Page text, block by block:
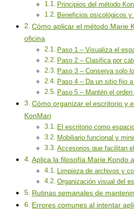
Principios del método
Beneficios psicológicos y
Cómo aplicar el método Marie
oficina
Paso 1 – Visualiza el
Paso 2 – Clasifica por
Paso 3 – Conserva solo
Paso 4 – Da un sitio fijo
Paso 5 – Mantén el
Cómo organizar el escritorio y
KonMari
El escritorio como
Mobiliario funcional y
Accesorios que facilitan
Aplica la filosofía Marie Kondo
Limpieza de archivos y
Organización visual del
Rutinas semanales de
Errores comunes al intentar